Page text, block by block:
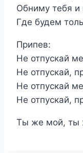
Обниму тебя
Где будем
Припев:
Не отпускай
Не отпускай,
Не отпускай
Не отпускай,
Ты же мой, ты